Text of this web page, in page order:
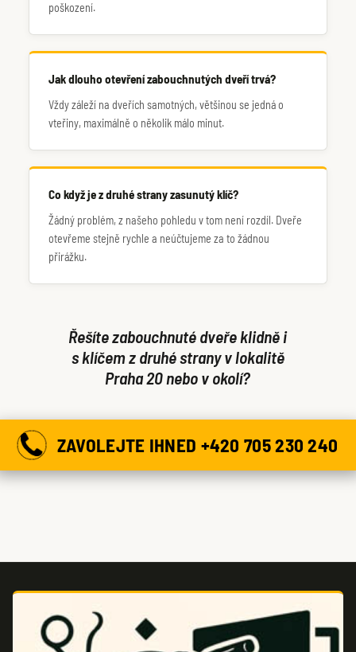
poškození.
Jak dlouho otevření zabouchnutých dveří trvá?
Vždy záleží na dveřích samotných, většinou se jedná o
vteřiny, maximálně o několik málo minut.
Co když je z druhé strany zasunutý klíč?
Žádný problém, z našeho pohledu v tom není rozdíl. Dveře
otevřeme stejně rychle a neúčtujeme za to žádnou
přirážku.
Řešíte zabouchnuté dveře klidně i
s klíčem z druhé strany v lokalitě
Praha 20 nebo v okolí?
ZAVOLEJTE IHNED +420 705 230 240